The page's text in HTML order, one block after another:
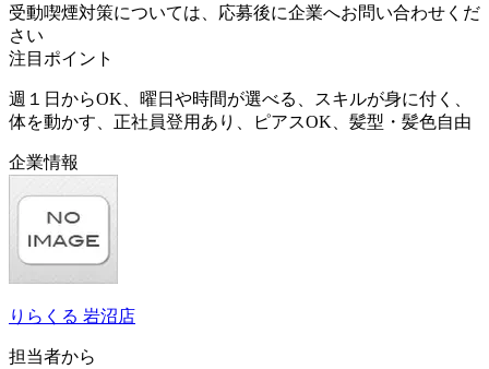
受動喫煙対策については、応募後に企業へお問い合わせくだ
さい
注目ポイント
週１日からOK、曜日や時間が選べる、スキルが身に付く、
体を動かす、正社員登用あり、ピアスOK、髪型・髪色自由
企業情報
りらくる 岩沼店
担当者から